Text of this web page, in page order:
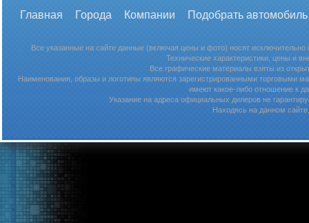
Главная Города Компании Подобрать
Все указанные на сайте данные (включая цены и фото) носят
Технические характеристики, цены и
Все графические материалы взяты из
Наименования, образы и логотипы являются зарегистрированными торговыми
имеют какое-либо отношение к
Указание на адреса официальных дилеров не
Находясь на данном